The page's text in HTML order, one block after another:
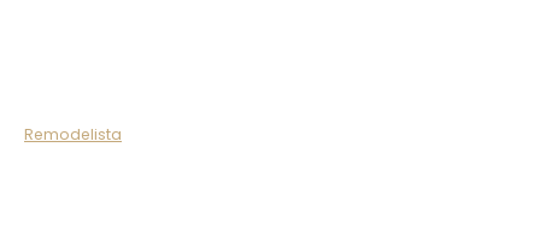
Remodelista